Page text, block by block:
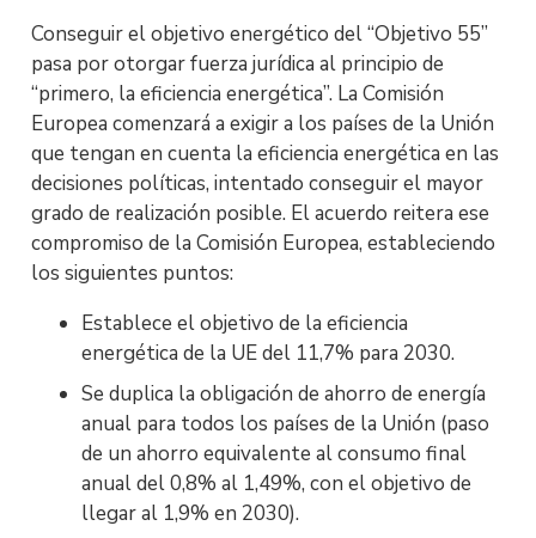
Conseguir el objetivo energético del “Objetivo 55”
pasa por otorgar fuerza jurídica al principio de
“primero, la eficiencia energética”. La Comisión
Europea comenzará a exigir a los países de la Unión
que tengan en cuenta la eficiencia energética en las
decisiones políticas, intentado conseguir el mayor
grado de realización posible. El acuerdo reitera ese
compromiso de la Comisión Europea, estableciendo
los siguientes puntos:
Establece el objetivo de la eficiencia
energética de la UE del 11,7% para 2030.
Se duplica la obligación de ahorro de energía
anual para todos los países de la Unión (paso
de un ahorro equivalente al consumo final
anual del 0,8% al 1,49%, con el objetivo de
llegar al 1,9% en 2030).